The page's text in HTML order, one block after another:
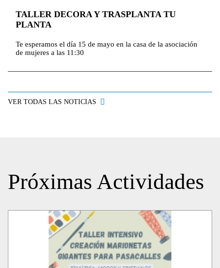
TALLER DECORA Y TRASPLANTA TU
PLANTA
Te esperamos el día 15 de mayo en la casa de la asociación
de mujeres a las 11:30
VER TODAS LAS NOTICIAS
Próximas Actividades